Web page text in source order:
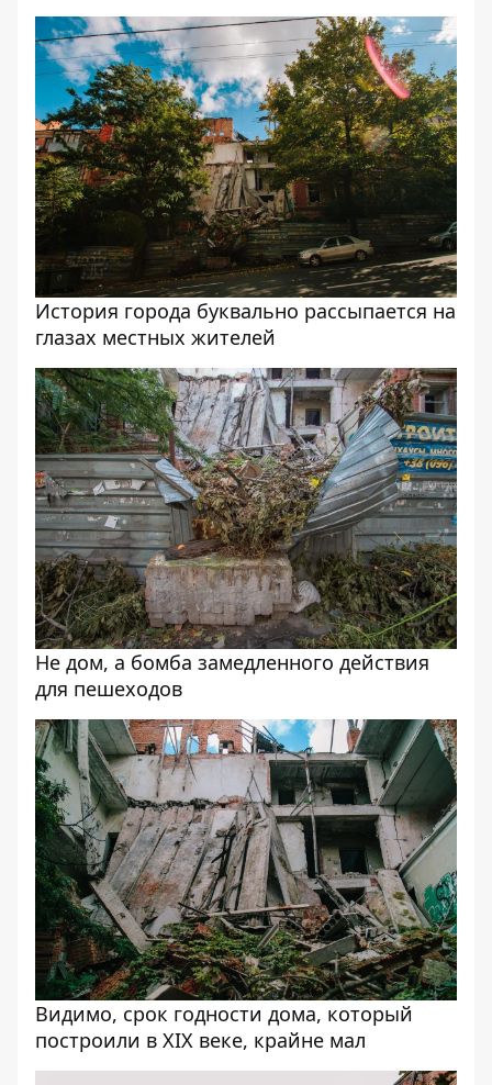
История города буквально рассыпается на
глазах местных жителей
Не дом, а бомба замедленного действия
для пешеходов
Видимо, срок годности дома, который
построили в XIX веке, крайне мал